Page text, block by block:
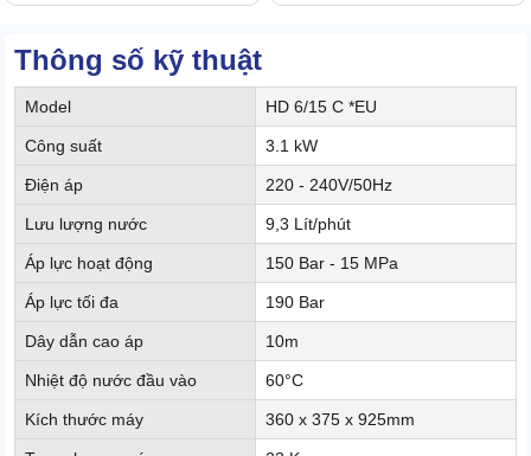
Thông số kỹ thuật
Model HD 6/15 C *EU
Công suất 3.1 kW
Điện áp 220 - 240V/50Hz
Lưu lượng nước 9,3 Lít/phút
Áp lực hoạt động 150 Bar - 15 MPa
Áp lực tối đa 190 Bar
Dây dẫn cao áp 10m
Nhiệt độ nước đầu vào 60°C
Kích thước máy 360 x 375 x 925mm